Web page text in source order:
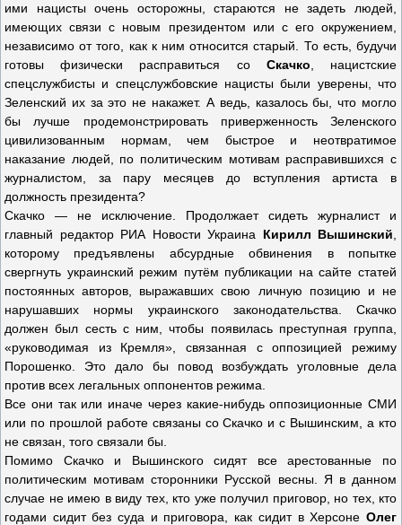
ими нацисты очень осторожны, стараются не задеть людей,
имеющих связи с новым президентом или с его окружением,
независимо от того, как к ним относится старый. То есть, будучи
готовы физически расправиться со Скачко , нацистские
спецслужбисты и спецслужбовские нацисты были уверены, что
Зеленский их за это не накажет. А ведь, казалось бы, что могло
бы лучше продемонстрировать приверженность Зеленского
цивилизованным нормам, чем быстрое и неотвратимое
наказание людей, по политическим мотивам расправившихся с
журналистом, за пару месяцев до вступления артиста в
должность президента?
Скачко — не исключение. Продолжает сидеть журналист и
главный редактор РИА Новости Украина Кирилл Вышинский
которому предъявлены абсурдные обвинения в попытке
свергнуть украинский режим путём публикации на сайте статей
постоянных авторов, выражавших свою личную позицию и не
нарушавших нормы украинского законодательства. Скачко
должен был сесть с ним, чтобы появилась преступная группа,
«руководимая из Кремля», связанная с оппозицией режиму
Порошенко. Это дало бы повод возбуждать уголовные дела
против всех легальных оппонентов режима.
Все они так или иначе через какие-нибудь оппозиционные СМИ
или по прошлой работе связаны со Скачко и с Вышинским, а кто
не связан, того связали бы.
Помимо Скачко и Вышинского сидят все арестованные по
политическим мотивам сторонники Русской весны. Я в данном
случае не имею в виду тех, кто уже получил приговор, но тех, кто
годами сидит без суда и приговора, как сидит в Херсоне Олег